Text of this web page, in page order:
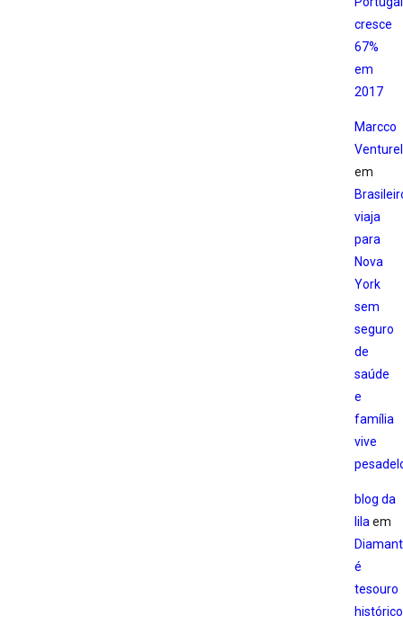
cresce
67%
em
2017
Marcco
em
viaja
para
Nova
York
sem
seguro
de
saúde
e
família
vive
blog da
lila em
é
tesouro
histórico